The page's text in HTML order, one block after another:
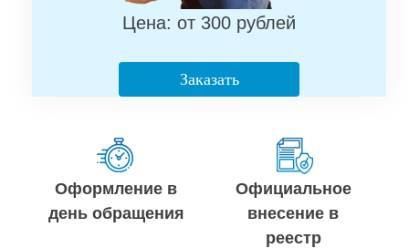
Цена: от 300 рублей
Заказать
Оформление в
день обращения
Официальное
внесение в
реестр